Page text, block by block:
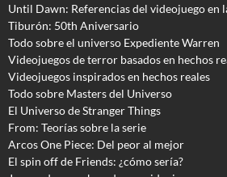
Until Dawn: Referencias del videojuego en
Tiburón: 50th Aniversario
Todo sobre el universo Expediente Warren
Videojuegos de terror basados en hechos
Videojuegos inspirados en hechos reales
Todo sobre Masters del Universo
El Universo de Stranger Things
From: Teorías sobre la serie
Arcos One Piece: Del peor al mejor
El spin off de Friends: ¿cómo sería?